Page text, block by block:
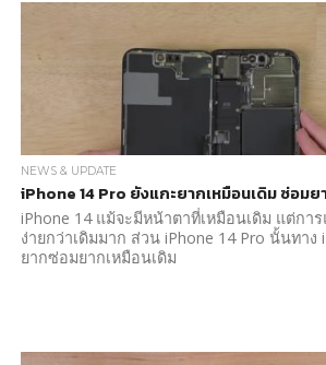
NEWS & UPDATE
iPhone 14 Pro ยังแกะยากเหมือนเดิม ซ่อม
iPhone 14 แม้จะมีหน้าตาที่เหมือนเดิม แต่กา
ง่ายกว่าเดิมมาก ส่วน iPhone 14 Pro นั้นทาง
ยากซ่อมยากเหมือนเดิม